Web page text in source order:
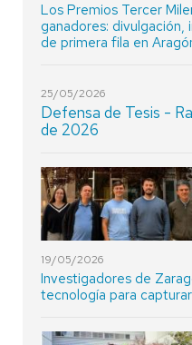
Los Premios Tercer
ganadores:
de primera fila en
25/05/2026
Defensa de Tesis -
de 2026
19/05/2026
Investigadores de
tecnología para